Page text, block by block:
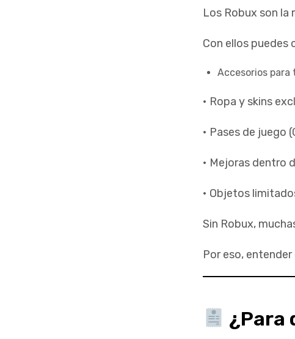
Los Robux son la
Con ellos puedes
Accesorios para
• Ropa y skins
• Pases de juego
• Mejoras dentro
• Objetos
Sin Robux,
Por eso,
¿Para